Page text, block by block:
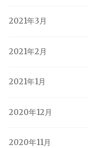
2021年3月
2021年2月
2021年1月
2020年12月
2020年11月